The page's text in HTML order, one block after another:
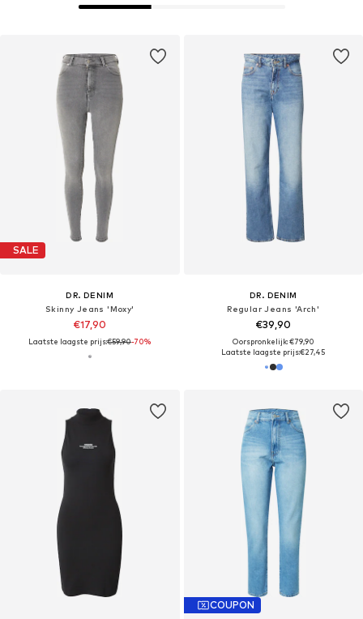
SALE
DR. DENIM
Skinny Jeans 'Moxy'
€17,90
Laatste laagste prijs:€59,90-70%
DR. DENIM
Regular Jeans 'Arch'
€39,90
Oorspronkelijk: €79,90
Laatste laagste prijs:€27,45
COUPON